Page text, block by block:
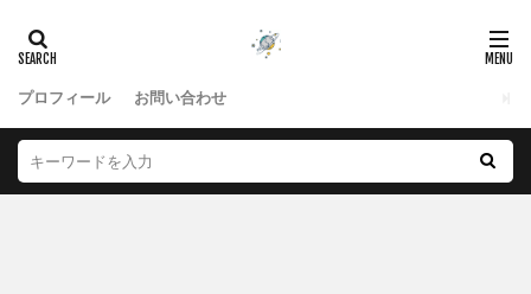
プロフィール お問い合わせ